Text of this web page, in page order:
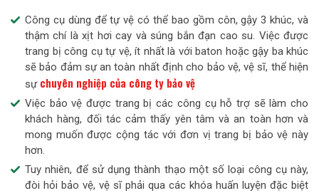
Công cụ dùng để tự vệ có thể bao gồm côn, gậy 3 khúc, và
thậm chí là xịt hơi cay và súng bắn đạn cao su. Việc được
trang bị công cụ tự vệ, ít nhất là với baton hoặc gậy ba khúc
sẽ bảo đảm sự an toàn nhất định cho bảo vệ, vệ sĩ, thể hiện
sựchuyên nghiệp của công ty bảo vệ
Việc bảo vệ được trang bị các công cụ hỗ trợ sẽ làm cho
khách hàng, đối tác cảm thấy yên tâm và an toàn hơn và
mong muốn được cộng tác với đơn vị trang bị bảo vệ này
hơn.
Tuy nhiên, để sử dụng thành thạo một số loại công cụ này,
đòi hỏi bảo vệ, vệ sĩ phải qua các khóa huấn luyện đặc biệt